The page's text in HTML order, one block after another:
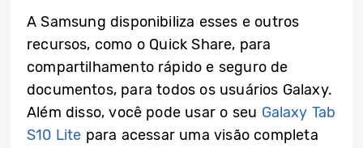
A Samsung disponibiliza esses e outros
recursos, como o Quick Share, para
compartilhamento rápido e seguro de
documentos, para todos os usuários Galaxy.
Além disso, você pode usar o seu Galaxy Tab
S10 Lite para acessar uma visão completa